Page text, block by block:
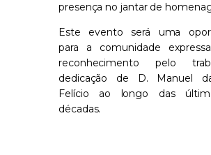
presença no jantar de
Este evento será uma
para a comunidade
reconhecimento pelo
dedicação de D. Manuel
Felício ao longo das
décadas.